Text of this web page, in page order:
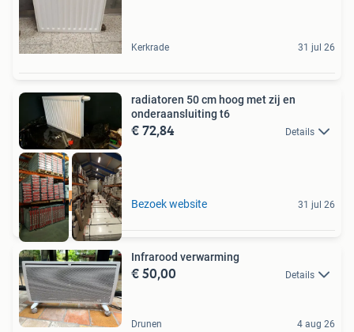
Kerkrade 31 jul 26
hoge wattage
radiatoren 50 cm hoog met zij en
onderaansluiting t6
€ 72,84 Details
Bezoek website 31 jul 26
Infrarood verwarming
€ 50,00 Details
Drunen 4 aug 26